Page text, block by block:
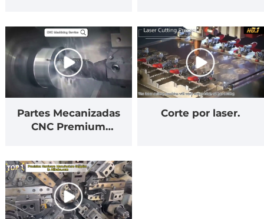
Partes Mecanizadas
CNC Premium
Corte por laser.